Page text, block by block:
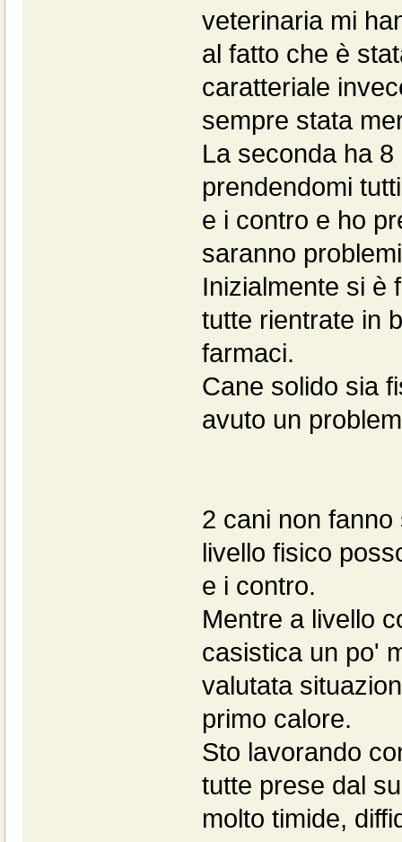
veterinaria mi
al fatto che è
caratteriale
sempre stata
La seconda ha
prendendomi
e i contro e ho
saranno
Inizialmente si è
tutte rientrate in
farmaci.
Cane solido sia
avuto un
2 cani non
livello fisico
e i contro.
Mentre a livello
casistica un po'
valutata
primo calore.
Sto lavorando
tutte prese dal
molto timide,